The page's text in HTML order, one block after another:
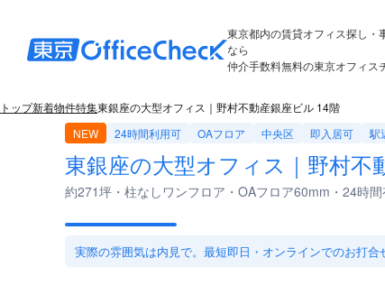
東京都内の賃貸オフィス探し・
なら
仲介手数料無料の東京オフィス
トップ新着物件特集東銀座の大型オフィス｜野村不動産銀座ビル 14階
NEW
24時間利用可 OAフロア 中央区 即入居可 駅
東銀座の大型オフィス｜野村不
約271坪・柱なしワンフロア・OAフロア60mm・24時
実際の雰囲気は内見で。最短即日・オンラインでのお打合